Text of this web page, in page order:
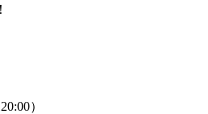
）